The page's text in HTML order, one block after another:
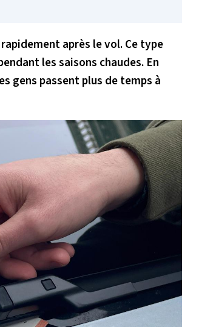
après le vol. Ce type
les saisons chaudes. En
gens passent plus de temps à